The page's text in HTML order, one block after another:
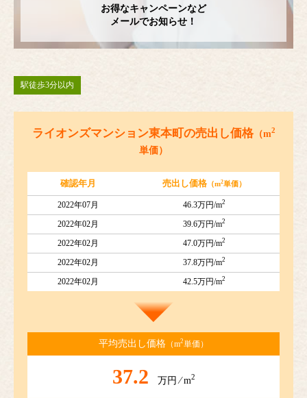
お得なキャンペーンなど
メールでお知らせ！
駅徒歩3分以内
ライオンズマンション東本町の売出し価格（m2
単価）
確認年月 売出し価格（m2単価）
2022年07月 46.3万円/m2
2022年02月 39.6万円/m2
2022年02月 47.0万円/m2
2022年02月 37.8万円/m2
2022年02月 42.5万円/m2
平均売出し価格 （m2単価）
37.2 万円 ⁄ m2